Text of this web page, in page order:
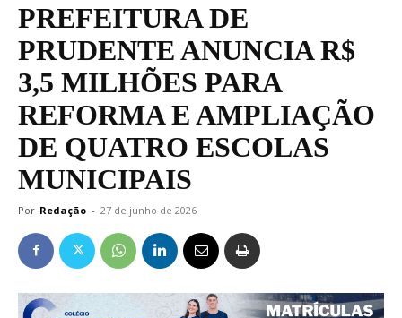
PREFEITURA DE
PRUDENTE ANUNCIA R$
3,5 MILHÕES PARA
REFORMA E AMPLIAÇÃO
DE QUATRO ESCOLAS
MUNICIPAIS
Por Redação - 27 de junho de 2026